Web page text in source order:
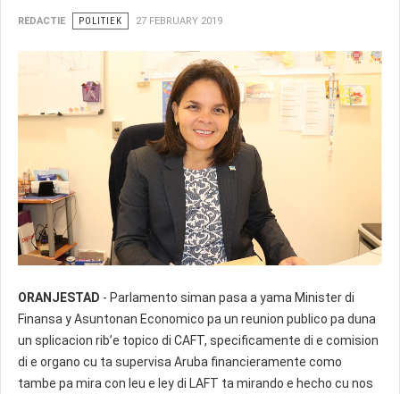
REDACTIE POLITIEK 27 FEBRUARY 2019
Parlamentario Christiaans-Yarzagaray
ORANJESTAD - Parlamento siman pasa a yama Minister di
Finansa y Asuntonan Economico pa un reunion publico pa duna
un splicacion rib’e topico di CAFT, specificamente di e comision
di e organo cu ta supervisa Aruba financieramente como
tambe pa mira con leu e ley di LAFT ta mirando e hecho cu nos